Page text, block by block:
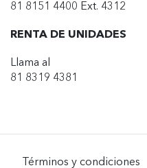
81 8151 4400 Ext. 4312
RENTA DE UNIDADES
Llama al
81 8319 4381
Términos y condiciones